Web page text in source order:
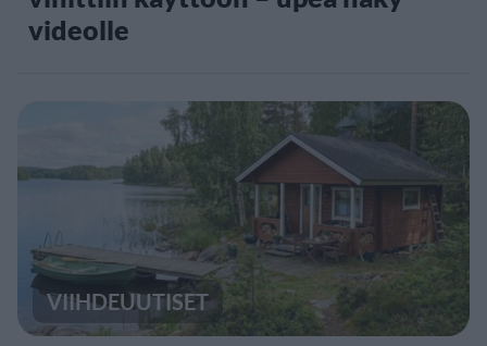
videolle
VIIHDEUUTISET